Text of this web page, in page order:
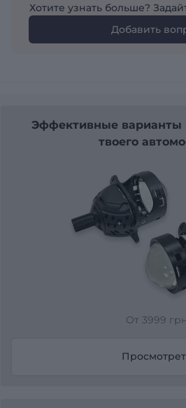
Хотите узнать больше?
Добавить
Эффективные варианты
твоего
От 3999 грн